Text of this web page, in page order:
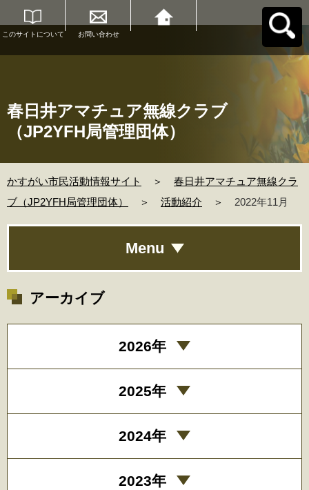
このサイトについて お問い合わせ
春日井アマチュア無線クラブ
（JP2YFH局管理団体）
かすがい市民活動情報サイト ＞
春日井アマチュア無線クラ
ブ（JP2YFH局管理団体）
＞ 活動紹介 ＞ 2022年11月
Menu
アーカイブ
2026年
2025年
2024年
2023年